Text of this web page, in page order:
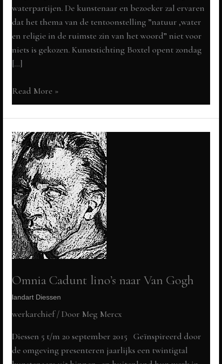
waterpartijen. De kunstenaar en bezoeker zal ervaren
dat het thema van de tentoonstelling ”natuur ,water
en religie in de ruimste zin van het woord” niet voor
niets is gekozen. Kunststichting Boxtel opent zondag
[…]
I
scream,
you
scream
biobased
Art-
Work,
Stapelen,
Boxtel
Read More »
Omnia Cadunt lino’s naar Van Gogh
landart Diessen
werkarchief/ Door Meg Mercx
Diessen 5 t/m 20 september 2015 Geïnspireerd door
de omgeving presenteren jaarlijks een twintigtal